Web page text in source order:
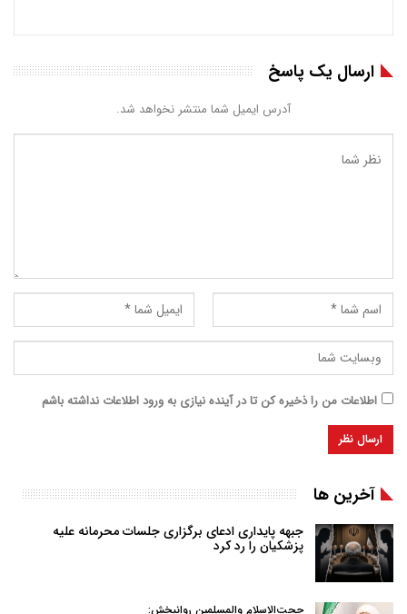
ارسال یک پاسخ
آدرس ایمیل شما منتشر نخواهد شد.
اطلاعات من را ذخیره کن تا در آینده نیازی به ورود اطلاعات نداشته باشم
آخرین ها
جبهه پایداری ادعای برگزاری جلسات محرمانه علیه
پزشکیان را رد کرد
حجت‌الاسلام والمسلمین روانبخش: